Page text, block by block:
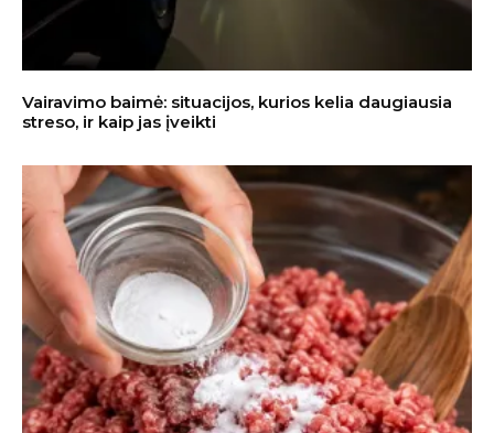
Vairavimo baimė: situacijos, kurios kelia daugiausia
streso, ir kaip jas įveikti